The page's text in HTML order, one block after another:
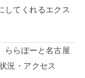
してくれるエクス
ららぽーと名古屋
況・アクセス